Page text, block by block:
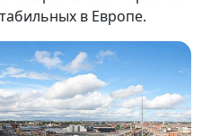
в Европе.